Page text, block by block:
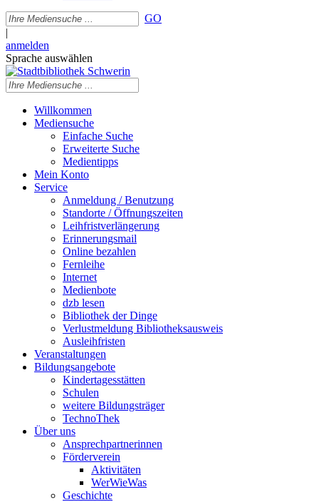
GO
|
anmelden
Sprache auswählen
Willkommen
Mediensuche
Einfache Suche
Erweiterte Suche
Medientipps
Mein Konto
Service
Anmeldung / Benutzung
Standorte / Öffnungszeiten
Leihfristverlängerung
Erinnerungsmail
Online bezahlen
Fernleihe
Internet
Medienbote
dzb lesen
Bibliothek der Dinge
Verlustmeldung Bibliotheksausweis
Ausleihfristen
Veranstaltungen
Bildungsangebote
Kindertagesstätten
Schulen
weitere Bildungsträger
TechnoThek
Über uns
Ansprechpartnerinnen
Förderverein
Aktivitäten
WerWieWas
Geschichte